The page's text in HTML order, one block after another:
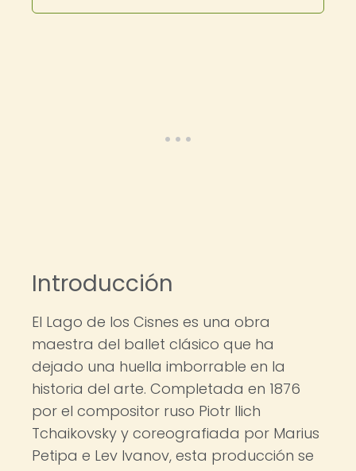
Introducción
El Lago de los Cisnes es una obra
maestra del ballet clásico que ha
dejado una huella imborrable en la
historia del arte. Completada en 1876
por el compositor ruso Piotr Ilich
Tchaikovsky y coreografiada por Marius
Petipa e Lev Ivanov, esta producción se